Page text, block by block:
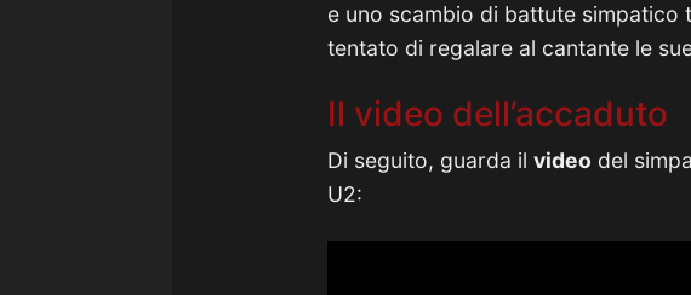
e uno scambio di battute simpatico
tentato di regalare al cantante le
Il video dell’accaduto
Di seguito, guarda il video del
U2: